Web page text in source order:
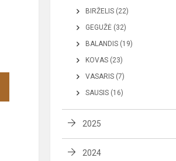
BIRŽELIS (22)
GEGUŽĖ (32)
BALANDIS (19)
KOVAS (23)
VASARIS (7)
SAUSIS (16)
2025
2024